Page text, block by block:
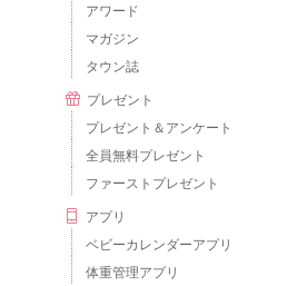
アワード
マガジン
タウン誌
プレゼント
プレゼント＆アンケート
全員無料プレゼント
ファーストプレゼント
アプリ
ベビーカレンダーアプリ
体重管理アプリ